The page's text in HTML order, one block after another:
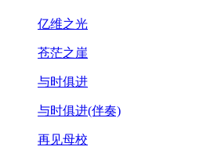
亿维之光
苍茫之崖
与时俱进
与时俱进(伴奏)
再见母校